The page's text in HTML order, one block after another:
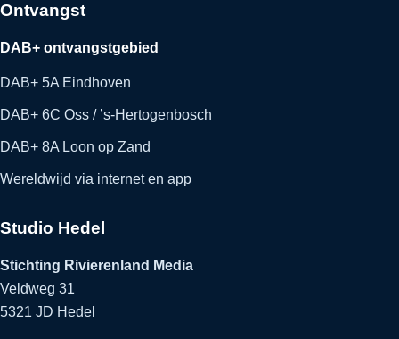
Ontvangst
DAB+ ontvangstgebied
DAB+ 5A Eindhoven
DAB+ 6C Oss / ’s-Hertogenbosch
DAB+ 8A Loon op Zand
Wereldwijd via internet en app
Studio Hedel
Stichting Rivierenland Media
Veldweg 31
5321 JD Hedel